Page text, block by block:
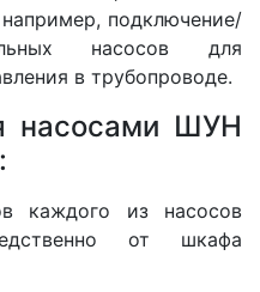
подключение/
насосов для
в трубопроводе.
насосами ШУН
каждого из насосов
от шкафа